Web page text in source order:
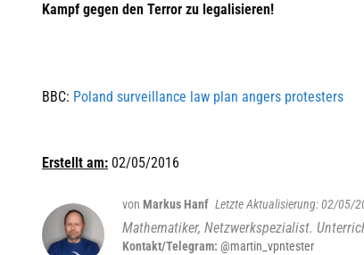
Kampf gegen den Terror zu legalisieren!
BBC: Poland surveillance law plan angers protesters
Erstellt am: 02/05/2016
von Markus Hanf 02/05/
Mathematiker, Netzwerkspezialist.
Kontakt/Telegram: @martin_vpntester